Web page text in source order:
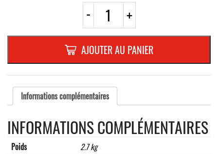
- quantité
PLAQUE
BOMBEE
TYPE
"CRASCH"
GAUCHE
H.I.
+
AJOUTER AU PANIER
Informations complémentaires
INFORMATIONS COMPLÉMENTAIRES
Poids 2.7 kg